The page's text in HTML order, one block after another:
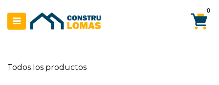
0
Todos los productos